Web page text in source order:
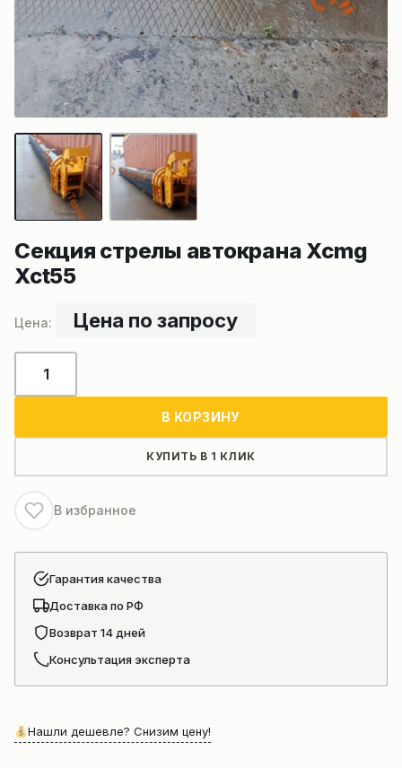
Секция стрелы автокрана Xcmg
Xct55
Цена по запросу
товара
Xcmg
Xct55
В КОРЗИНУ
КУПИТЬ В 1 КЛИК
В избранное
Гарантия качества
Доставка по РФ
Возврат 14 дней
Консультация эксперта
Нашли дешевле? Снизим цену!